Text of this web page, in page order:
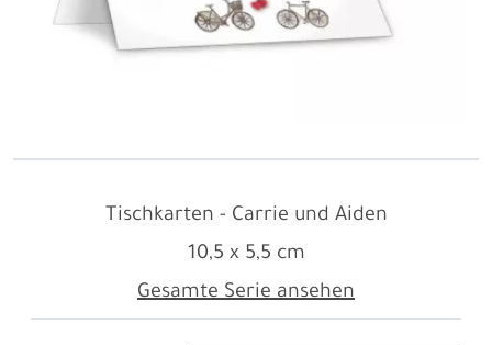
Tischkarten - Carrie und Aiden
Gesamte Serie ansehen
10,5 x 5,5 cm